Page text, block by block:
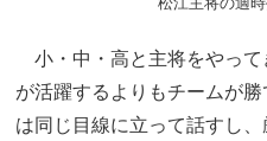
小・中・高と主将をやって
が活躍するよりもチームが
は同じ目線に立って話すし